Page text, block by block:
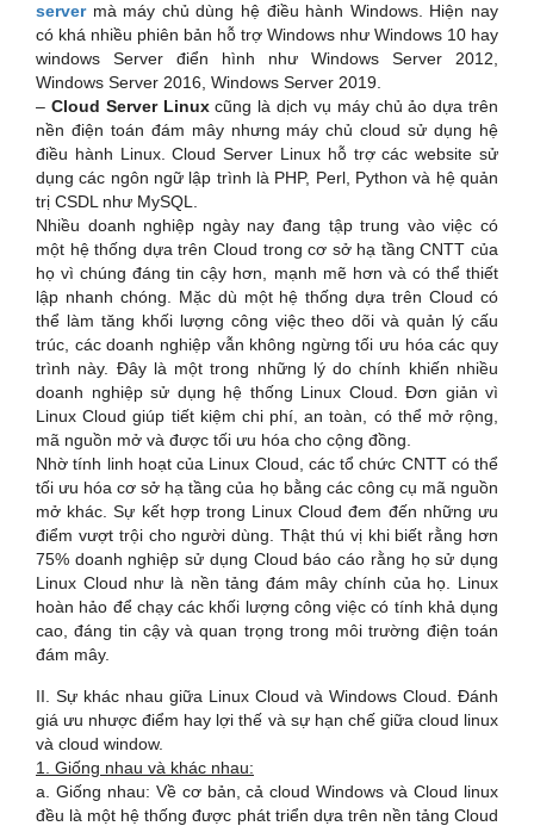
servermà máy chủ dùng hệ điều hành Windows. Hiện nay
có khá nhiều phiên bản hỗ trợ Windows như Windows 10 hay
windows Server điển hình như Windows Server 2012,
Windows Server 2016, Windows Server 2019.
– Cloud Server Linuxcũng là dịch vụ máy chủ ảo dựa trên
nền điện toán đám mây nhưng máy chủ cloud sử dụng hệ
điều hành Linux. Cloud Server Linux hỗ trợ các website sử
dụng các ngôn ngữ lập trình là PHP, Perl, Python và hệ quản
trị CSDL như MySQL.
Nhiều doanh nghiệp ngày nay đang tập trung vào việc có
một hệ thống dựa trên Cloud trong cơ sở hạ tầng CNTT của
họ vì chúng đáng tin cậy hơn, mạnh mẽ hơn và có thể thiết
lập nhanh chóng. Mặc dù một hệ thống dựa trên Cloud có
thể làm tăng khối lượng công việc theo dõi và quản lý cấu
trúc, các doanh nghiệp vẫn không ngừng tối ưu hóa các quy
trình này. Đây là một trong những lý do chính khiến nhiều
doanh nghiệp sử dụng hệ thống Linux Cloud. Đơn giản vì
Linux Cloud giúp tiết kiệm chi phí, an toàn, có thể mở rộng,
mã nguồn mở và được tối ưu hóa cho cộng đồng.
Nhờ tính linh hoạt của Linux Cloud, các tổ chức CNTT có thể
tối ưu hóa cơ sở hạ tầng của họ bằng các công cụ mã nguồn
mở khác. Sự kết hợp trong Linux Cloud đem đến những ưu
điểm vượt trội cho người dùng. Thật thú vị khi biết rằng hơn
75% doanh nghiệp sử dụng Cloud báo cáo rằng họ sử dụng
Linux Cloud như là nền tảng đám mây chính của họ. Linux
hoàn hảo để chạy các khối lượng công việc có tính khả dụng
cao, đáng tin cậy và quan trọng trong môi trường điện toán
đám mây.
II. Sự khác nhau giữa Linux Cloud và Windows Cloud. Đánh
giá ưu nhược điểm hay lợi thế và sự hạn chế giữa cloud linux
và cloud window.
1. Giống nhau và khác nhau:
a. Giống nhau: Về cơ bản, cả cloud Windows và Cloud linux
đều là một hệ thống được phát triển dựa trên nền tảng Cloud